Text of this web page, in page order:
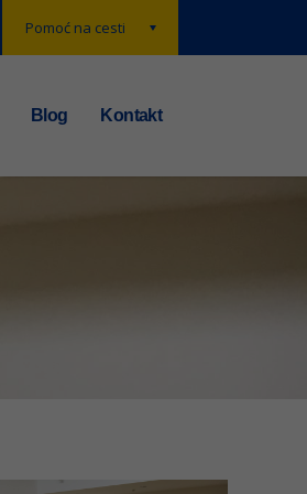
Pomoć na cesti
Blog Kontakt